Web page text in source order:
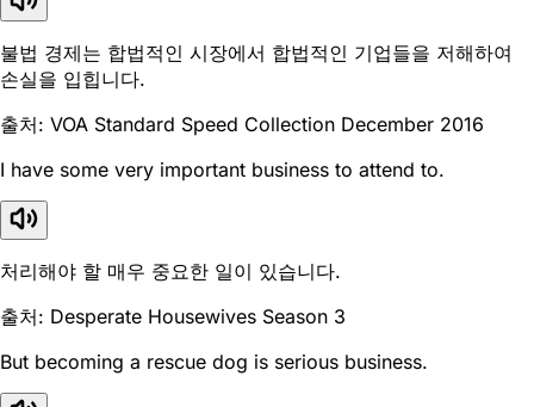
불법 경제는 합법적인 시장에서 합법적인 기업들을 저해하여
손실을 입힙니다.
출처: VOA Standard Speed Collection December 2016
I have some very important business to attend to.
처리해야 할 매우 중요한 일이 있습니다.
출처: Desperate Housewives Season 3
But becoming a rescue dog is serious business.